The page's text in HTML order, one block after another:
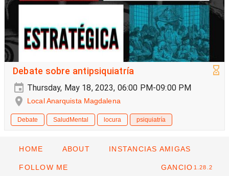
Debate sobre antipsiquiatría
Thursday, May 18, 2023, 06:00 PM-09:00 PM
Local Anarquista Magdalena
Debate SaludMental locura psiquiatría
HOME ABOUT INSTANCIAS AMIGAS
FOLLOW ME GANCIO 1.28.2